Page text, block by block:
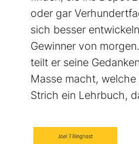
oder gar
sich besser
Gewinner von
teilt er seine
Masse macht,
Strich ein Lehrbuch,